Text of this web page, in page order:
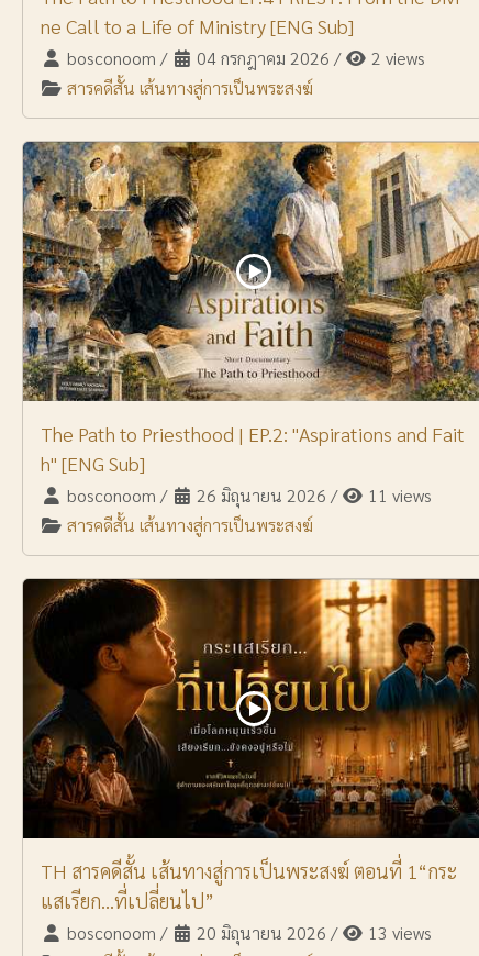
ne Call to a Life of Ministry [ENG Sub]
bosconoom / 04 กรกฎาคม 2026 /
2 views
สารคดีสั้น เส้นทางสู่การเป็นพระสงฆ์
The Path to Priesthood | EP.2: "Aspirations and Fait
h" [ENG Sub]
bosconoom / 26 มิถุนายน 2026 /
11 views
สารคดีสั้น เส้นทางสู่การเป็นพระสงฆ์
TH สารคดีสั้น เส้นทางสู่การเป็นพระสงฆ์ ตอนที่ 1“กระ
แสเรียก…ที่เปลี่ยนไป”
bosconoom / 20 มิถุนายน 2026 /
13 views